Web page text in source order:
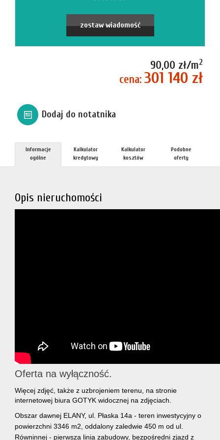
zostaw wiadomość
90,00 zł/m2
cena: 301 140 zł
Dodaj do notatnika
Informacje
ogólne
Kalkulator
kredytowy
Kalkulator
kosztów
Podobne
oferty
Opis nieruchomości
Oferta na wyłączność.
Więcej zdjęć, także z uzbrojeniem terenu, na stronie
internetowej biura GOTYK widocznej na zdjęciach.
Obszar dawnej ELANY, ul. Płaska 14a - teren inwestycyjny o
powierzchni 3346 m2, oddalony zaledwie 450 m od ul.
Równinnej - pierwsza linia zabudowy, bezpośredni zjazd z